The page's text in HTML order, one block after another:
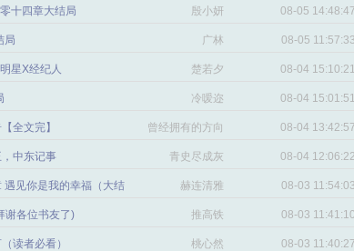
十四章大结局 殷小妍 08-05 14:48:47
局 广林 08-05 11:57:33
星X经纪人 楚若夕 08-04 15:10:21
冷嗳迩 08-04 15:01:51
全文完】
曾经拥有的方向
感
08-04 13:42:57
中东记事 青史尽成灰 08-04 12:06:22
遇见你是我的幸福（大结
赫连清雅 08-03 11:54:03
谢各位书友了) 推高铁 08-03 11:41:10
读者必看） 桃心然 08-03 11:40:27